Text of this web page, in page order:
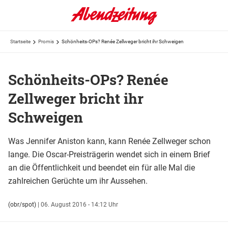
Startseite Promis Schönheits-OPs? Renée Zellweger bricht ihr Schweigen
Schönheits-OPs? Renée
Zellweger bricht ihr
Schweigen
Was Jennifer Aniston kann, kann Renée Zellweger schon
lange. Die Oscar-Preisträgerin wendet sich in einem Brief
an die Öffentlichkeit und beendet ein für alle Mal die
zahlreichen Gerüchte um ihr Aussehen.
(obr/spot) | 06. August 2016 - 14:12 Uhr